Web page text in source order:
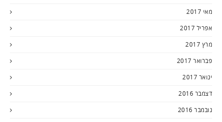
מאי 2017
אפריל 2017
מרץ 2017
פברואר 2017
ינואר 2017
דצמבר 2016
נובמבר 2016